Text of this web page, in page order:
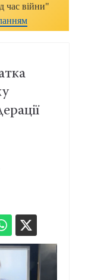
час війни"